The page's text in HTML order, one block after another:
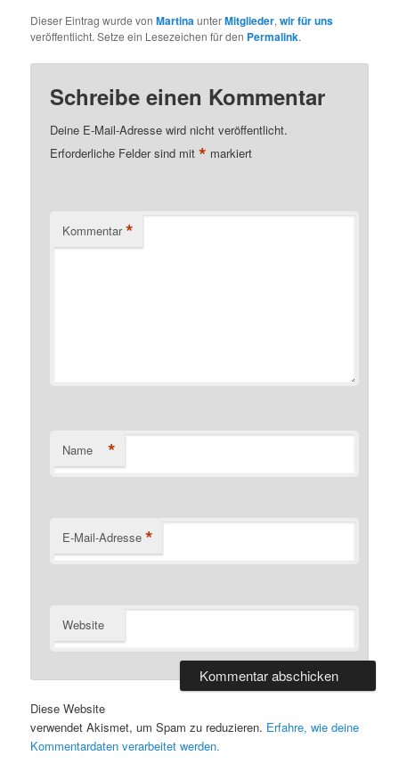
Dieser Eintrag wurde vonMartinaunterMitglieder,wir für uns
veröffentlicht. Setze ein Lesezeichen für den Permalink.
Schreibe einen Kommentar
Deine E-Mail-Adresse wird nicht veröffentlicht.
Erforderliche Felder sind mit* markiert
Kommentar *
Name *
E-Mail-Adresse *
Website
Diese Website
verwendet Akismet, um Spam zu reduzieren. Erfahre, wie deine
Kommentardaten verarbeitet werden.